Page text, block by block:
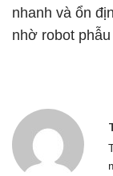
nhanh và ổn
nhờ robot